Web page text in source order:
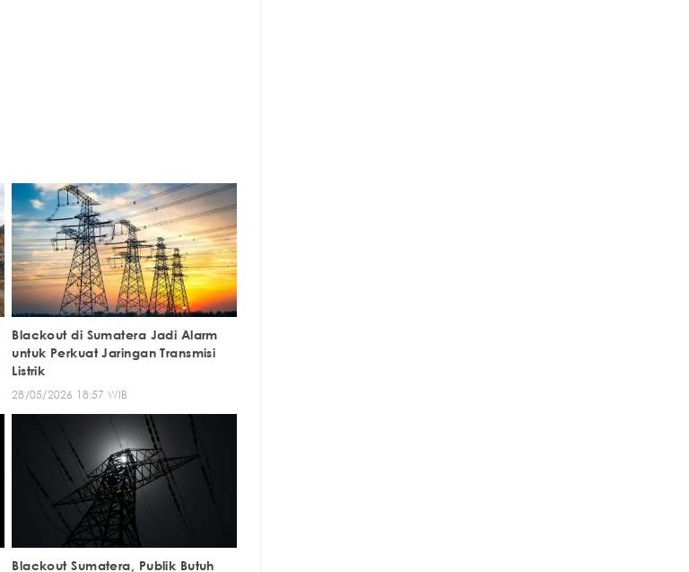
Blackout di Sumatera Jadi Alarm
untuk Perkuat Jaringan Transmisi
Listrik
28/05/2026 18:57 WIB
Blackout Sumatera, Publik Butuh